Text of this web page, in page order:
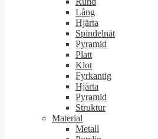
Lång
Hjärta
Spindelnät
Pyramid
Platt
Klot
Fyrkantig
Hjärta
Pyramid
Struktur
Material
Metall